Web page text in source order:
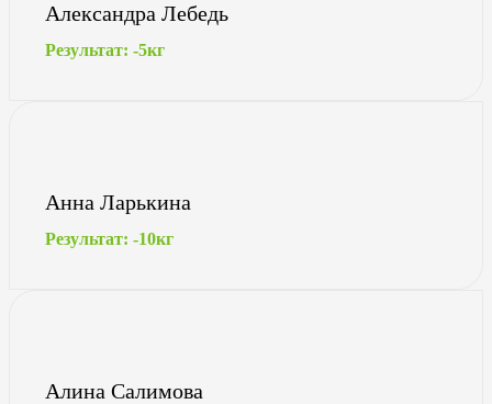
Александра Лебедь
Результат: -5кг
Анна Ларькина
Результат: -10кг
Алина Салимова